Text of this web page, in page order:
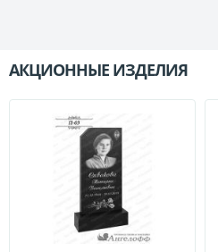
АКЦИОННЫЕ ИЗДЕЛИЯ